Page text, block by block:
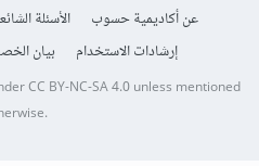
عن أكاديمية حسوب الأسئلة
إرشادات الاستخدام
بيان
CC BY-NC-SA 4.0unless mentioned